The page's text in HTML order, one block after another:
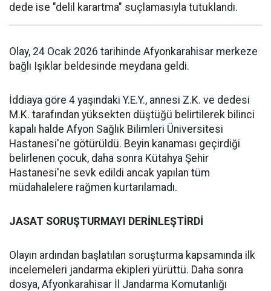
dede ise "delil karartma" suçlamasıyla tutuklandı.
Olay, 24 Ocak 2026 tarihinde Afyonkarahisar merkeze
bağlı Işıklar beldesinde meydana geldi.
İddiaya göre 4 yaşındaki Y.E.Y., annesi Z.K. ve dedesi
M.K. tarafından yüksekten düştüğü belirtilerek bilinci
kapalı halde Afyon Sağlık Bilimleri Üniversitesi
Hastanesi'ne götürüldü. Beyin kanaması geçirdiği
belirlenen çocuk, daha sonra Kütahya Şehir
Hastanesi'ne sevk edildi ancak yapılan tüm
müdahalelere rağmen kurtarılamadı.
JASAT SORUŞTURMAYI DERİNLEŞTİRDİ
Olayın ardından başlatılan soruşturma kapsamında ilk
incelemeleri jandarma ekipleri yürüttü. Daha sonra
dosya, Afyonkarahisar İl Jandarma Komutanlığı